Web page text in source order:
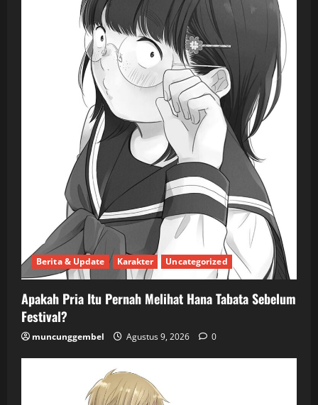
Berita & Update Karakter Uncategorized
Apakah Pria Itu Pernah Melihat Hana Tabata Sebelum
Festival?
muncunggembel Agustus 9, 2026 0